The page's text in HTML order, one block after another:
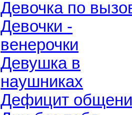
Девочка по
Девочки -
венерочки
Девушка в
наушниках
Дефицит